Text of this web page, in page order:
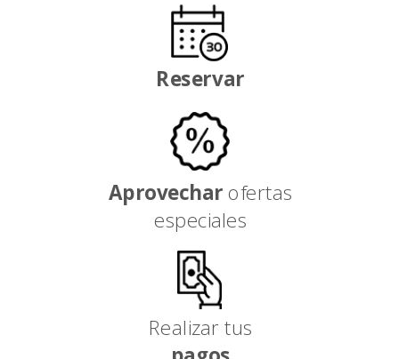
Reservar
Aprovechar ofertas
especiales
Realizar tus